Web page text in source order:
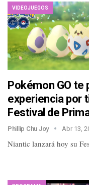
VIDEOJUEGOS
Pokémon GO te
experiencia por
Festival de
Phillip Chu Joy Abr 13,
Niantic lanzará hoy su